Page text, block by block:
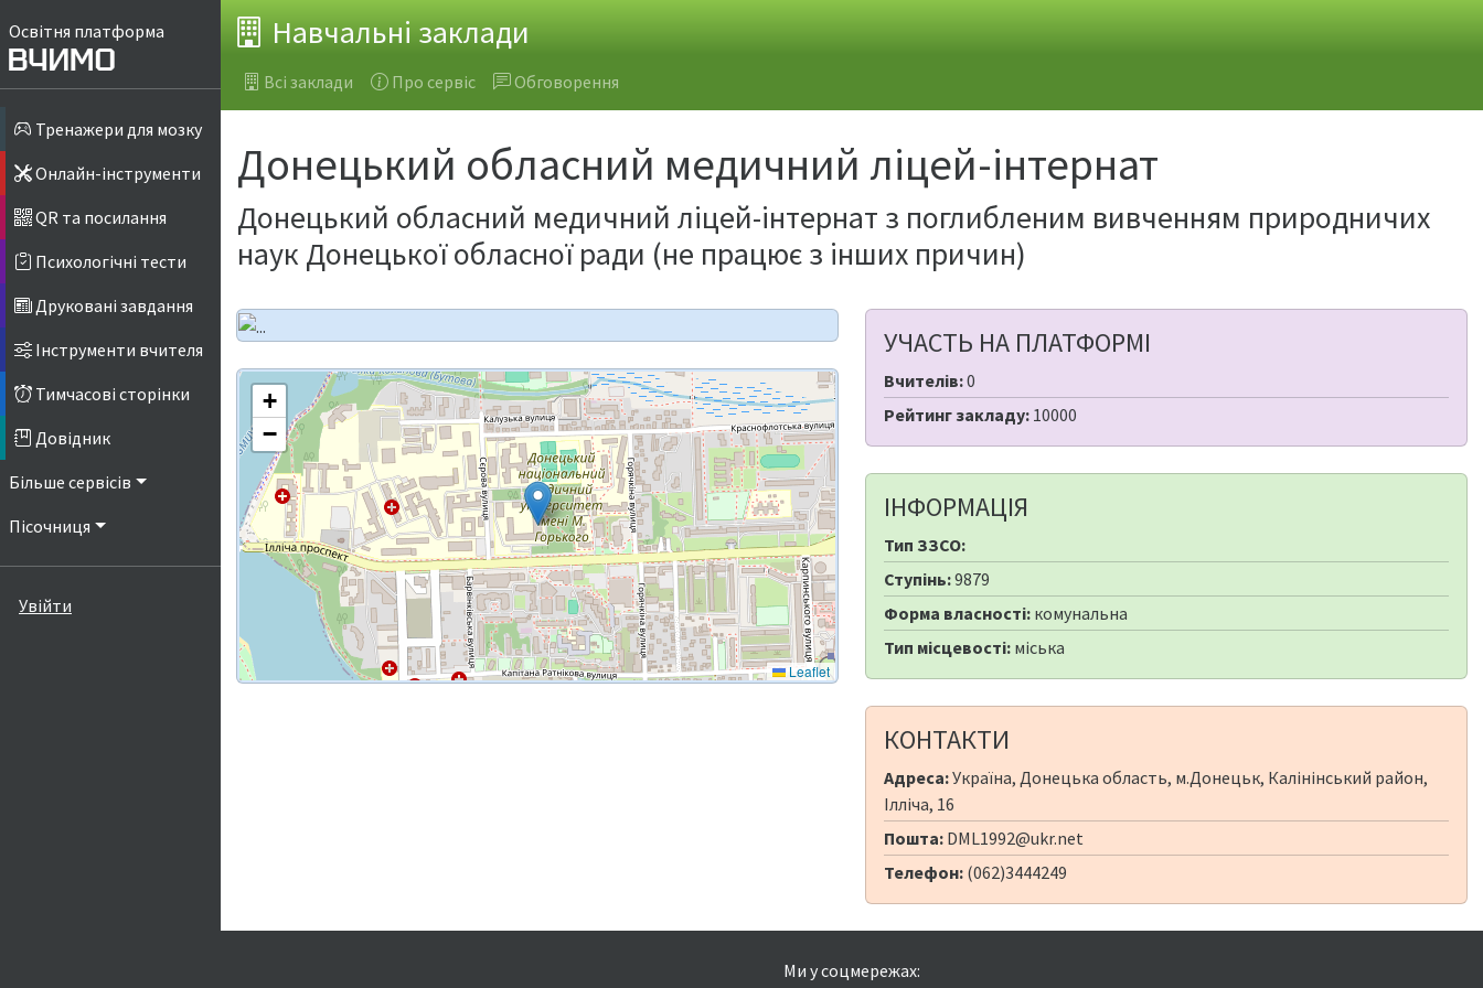
Освітня платформа
Тренажери для мозку
Онлайн-інструменти
QR та посилання
Психологічні тести
Друковані завдання
Інструменти вчителя
Тимчасові сторінки
Довідник
Більше сервісів
Пісочниця
Увійти
Навчальні заклади
Всі заклади Про сервіс Обговорення
Донецький обласний медичний ліцей-інтернат
Донецький обласний медичний ліцей-інтернат з поглибленим вивченням природничих
наук Донецької обласної ради (не працює з інших причин)
+
−
Leaflet
УЧАСТЬ НА ПЛАТФОРМІ
Вчителів:0
Рейтинг закладу: 10000
ІНФОРМАЦІЯ
Тип ЗЗСО:
Ступінь:9879
Форма власності: комунальна
Тип місцевості: міська
КОНТАКТИ
Адреса:Україна, Донецька область, м.Донецьк, Калінінський район,
Ілліча, 16
Пошта: DML1992@ukr.net
Телефон: (062)3444249
Ми у соцмережах: